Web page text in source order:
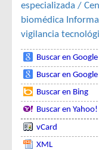
especializada /
biomédica
vigilancia
Buscar en Google
Buscar en
Buscar en Bing
Buscar en Yahoo!
vCard
XML